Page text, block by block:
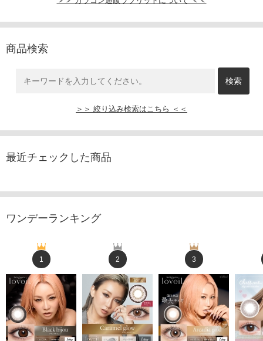
商品検索
＞＞ 絞り込み検索はこちら ＜＜
最近チェックした商品
ワンデーランキング
1 2 3